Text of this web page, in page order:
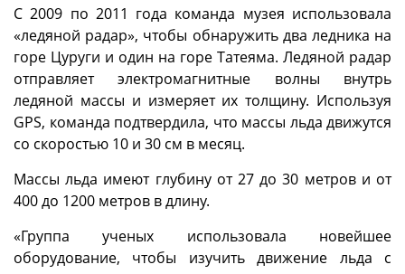
С 2009 по 2011 года команда музея использовала
«ледяной радар», чтобы обнаружить два ледника на
горе Цуруги и один на горе Татеяма. Ледяной радар
отправляет электромагнитные волны внутрь
ледяной массы и измеряет их толщину. Используя
GPS, команда подтвердила, что массы льда движутся
со скоростью 10 и 30 см в месяц.
Массы льда имеют глубину от 27 до 30 метров и от
400 до 1200 метров в длину.
«Группа ученых использовала новейшее
оборудование, чтобы изучить движение льда с